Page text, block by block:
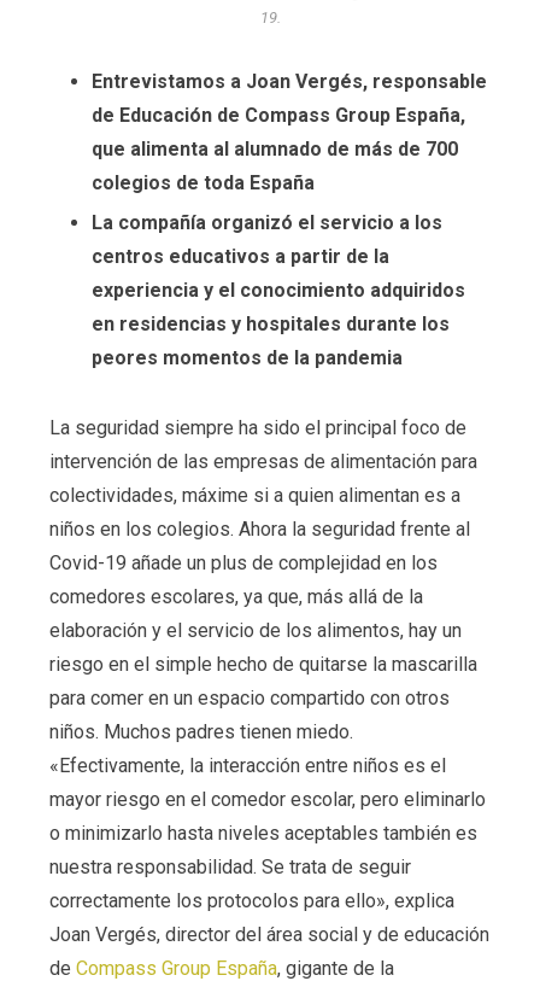
19.
Entrevistamos a Joan Vergés, responsable
de Educación de Compass Group España,
que alimenta al alumnado de más de 700
colegios de toda España
La compañía organizó el servicio a los
centros educativos a partir de la
experiencia y el conocimiento adquiridos
en residencias y hospitales durante los
peores momentos de la pandemia
La seguridad siempre ha sido el principal foco de
intervención de las empresas de alimentación para
colectividades, máxime si a quien alimentan es a
niños en los colegios. Ahora la seguridad frente al
Covid-19 añade un plus de complejidad en los
comedores escolares, ya que, más allá de la
elaboración y el servicio de los alimentos, hay un
riesgo en el simple hecho de quitarse la mascarilla
para comer en un espacio compartido con otros
niños. Muchos padres tienen miedo.
«Efectivamente, la interacción entre niños es el
mayor riesgo en el comedor escolar, pero eliminarlo
o minimizarlo hasta niveles aceptables también es
nuestra responsabilidad. Se trata de seguir
correctamente los protocolos para ello», explica
Joan Vergés, director del área social y de educación
de Compass Group España, gigante de la